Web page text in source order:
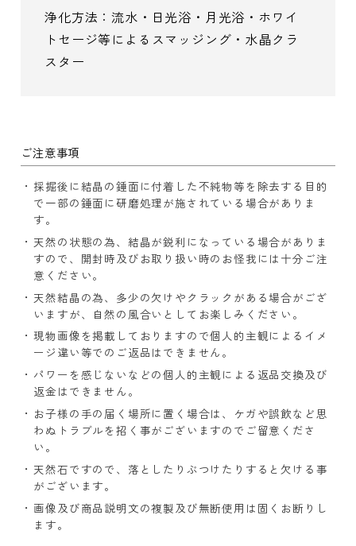
浄化方法：流水・日光浴・月光浴・ホワイ
トセージ等によるスマッジング・水晶クラ
スター
ご注意事項
採掘後に結晶の錘面に付着した不純物等を除去する目的
で一部の錘面に研磨処理が施されている場合がありま
す。
天然の状態の為、結晶が鋭利になっている場合がありま
すので、開封時及びお取り扱い時のお怪我には十分ご注
意ください。
天然結晶の為、多少の欠けやクラックがある場合がござ
いますが、自然の風合いとしてお楽しみください。
現物画像を掲載しておりますので個人的主観によるイメ
ージ違い等でのご返品はできません。
パワーを感じないなどの個人的主観による返品交換及び
返金はできません。
お子様の手の届く場所に置く場合は、ケガや誤飲など思
わぬトラブルを招く事がございますのでご留意くださ
い。
天然石ですので、落としたりぶつけたりすると欠ける事
がございます。
画像及び商品説明文の複製及び無断使用は固くお断りし
ます。